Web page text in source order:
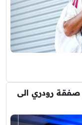
رودري الى